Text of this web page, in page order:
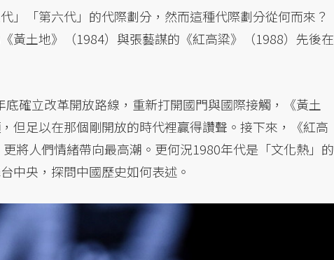
」「第六代」的代際劃分，然而這種代際劃分從何而來？
黃土地》（1984）與張藝謀的《紅高粱》（1988）先後在
確立改革開放路線，重新打開國門與國際接觸，《黃土
但足以在那個剛開放的時代裡贏得讚聲。接下來，《紅高
將人們情緒帶向最高潮。更何況1980年代是「文化熱」的
中央，探問中國歷史如何表述。